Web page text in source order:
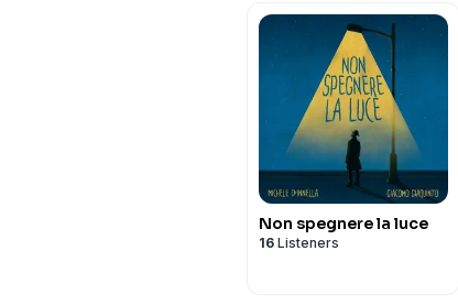
Non spegnere la luce
16 Listeners